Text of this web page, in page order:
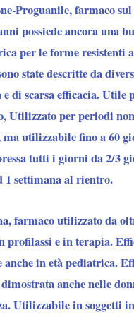
Proguanile, farmaco
possiede ancora una
per le forme resistenti
state descritte da
e di scarsa efficacia. Utile
Utilizzato per periodi
utilizzabile fino a 60
tutti i giorni da 2/3
1 settimana al rientro.
, farmaco utilizzato da
profilassi e in terapia.
anche in età pediatrica.
anche nelle
Utilizzabile in soggetti